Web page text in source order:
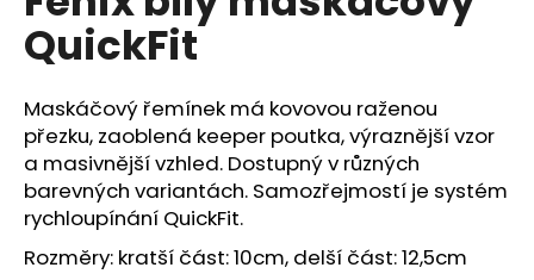
QuickFit
Maskáčový řemínek má kovovou raženou
přezku, zaoblená keeper poutka, výraznější vzor
a masivnější vzhled. Dostupný v různých
barevných variantách. Samozřejmostí je systém
rychloupínání QuickFit.
Rozměry: kratší část: 10cm, delší část: 12,5cm
HLEDAT
D
o
p
o
r
u